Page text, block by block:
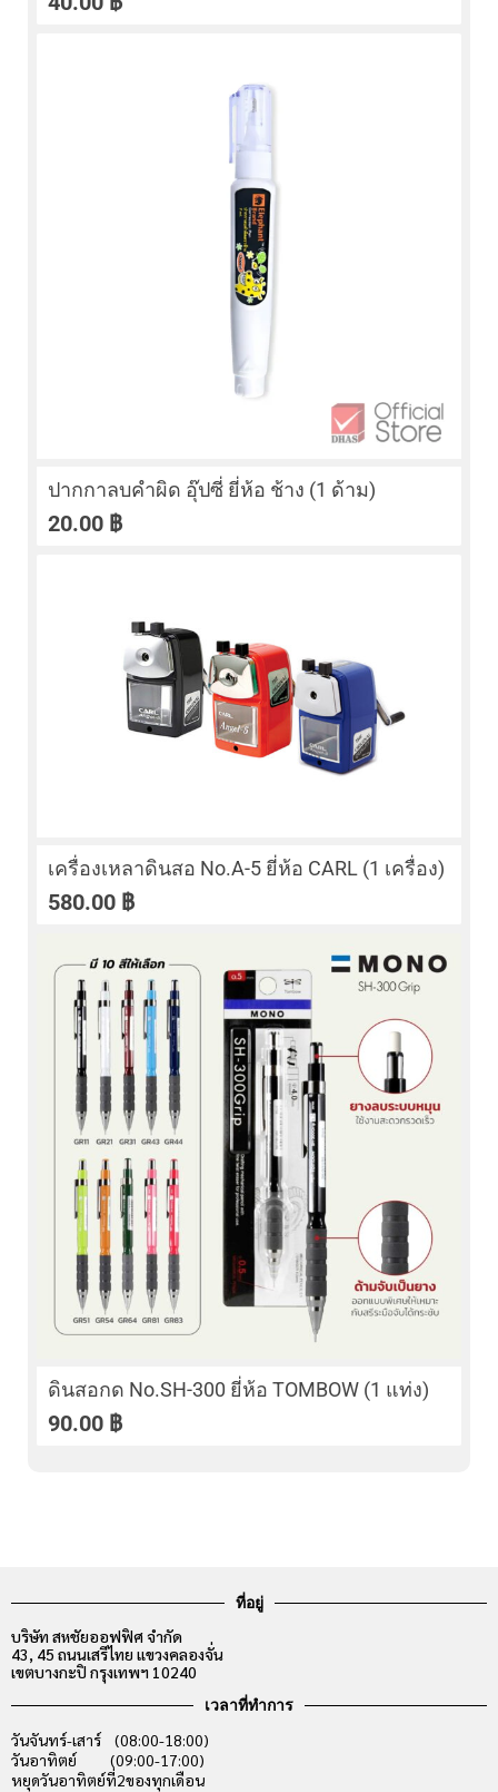
ปากกาลบคำผิด อุ๊ปซี่ ยี่ห้อ ช้าง (1 ด้าม)
20.00 ฿
เครื่องเหลาดินสอ No.A-5 ยี่ห้อ CARL (1 เครื่อง)
580.00 ฿
ดินสอกด No.SH-300 ยี่ห้อ TOMBOW (1 แท่ง)
90.00 ฿
ที่อยู่
บริษัท สหชัยออฟฟิศ จำกัด
43, 45 ถนนเสรีไทย แขวงคลองจั่น
เขตบางกะปิ กรุงเทพฯ 10240
เวลาที่ทำการ
วันจันทร์-เสาร์ (08:00-18:00)
วันอาทิตย์ (09:00-17:00)
หยุดวันอาทิตย์ที่2ของทุกเดือน